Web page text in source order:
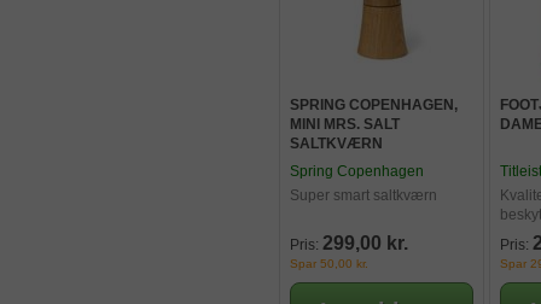
SPRING COPENHAGEN,
MINI MRS. SALT
SALTKVÆRN
Spring Copenhagen
Super smart saltkværn
Pris: 299,00 kr.
Spar 50,00 kr.
Titleist
Pris:
Spar